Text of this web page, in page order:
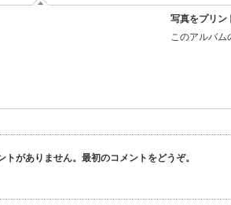
写真をプリン
このアルバム
トがありません。最初のコメントをどうぞ。